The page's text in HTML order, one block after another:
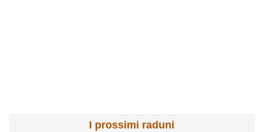
I prossimi raduni